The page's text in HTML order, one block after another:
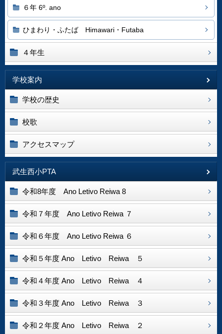
６年 6º. ano
ひまわり・ふたば Himawari・Futaba
４年生
学校案内
学校の歴史
校歌
アクセスマップ
武生西小PTA
令和8年度 Ano Letivo Reiwa 8
令和７年度 Ano Letivo Reiwa ７
令和６年度 Ano Letivo Reiwa ６
令和５年度 Ano Letivo Reiwa ５
令和４年度 Ano Letivo Reiwa ４
令和３年度 Ano Letivo Reiwa ３
令和２年度 Ano Letivo Reiwa ２